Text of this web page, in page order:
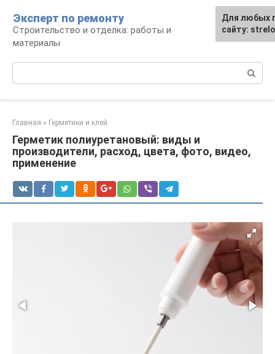
контенту
Эксперт по ремонту
Строительство и отделка: работы и
материалы
Главная » Герметики и клей
Герметик полиуретановый: виды и
производители, расход, цвета, фото, видео,
применение
Для любых
сайту:
Для любых
сайту: